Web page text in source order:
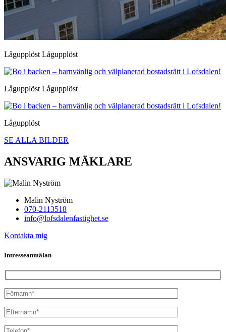
Lågupplöst Lågupplöst
Lågupplöst Lågupplöst
Lågupplöst
SE ALLA BILDER
ANSVARIG MÄKLARE
Malin Nyström
070-2113518
info@lofsdalenfastighet.se
Kontakta mig
Intresseanmälan